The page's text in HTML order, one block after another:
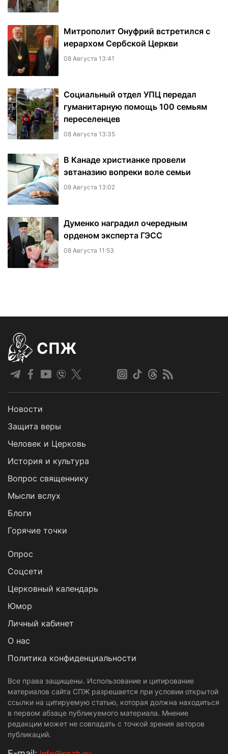
Митрополит Онуфрий встретился с
иерархом Сербской Церкви
08 Августа 13:41
Социальный отдел УПЦ передал
гуманитарную помощь 100 семьям
переселенцев
08 Августа 13:35
В Канаде христианке провели
эвтаназию вопреки воле семьи
08 Августа 13:02
Думенко наградил очередным
орденом эксперта ГЭСС
08 Августа 11:53
СПЖ
Новости
Защита веры
Человек и Церковь
История и культура
Вопрос священнику
Мысли вслух
Блоги
Горячие точки
Опрос
Cоцсети
Церковный календарь
Юмор
Личный кабинет
О нас
Политика конфиденциальности
Все права защищены. Использование и цитирование
материалов сайта СПЖ разрешается при условии открытой
ссылки на цитируемую статью, которая должна находиться
в первом абзаце публикуемого материала. Мнение
редакции может не совпадать с точкой зрения авторов
публикаций.